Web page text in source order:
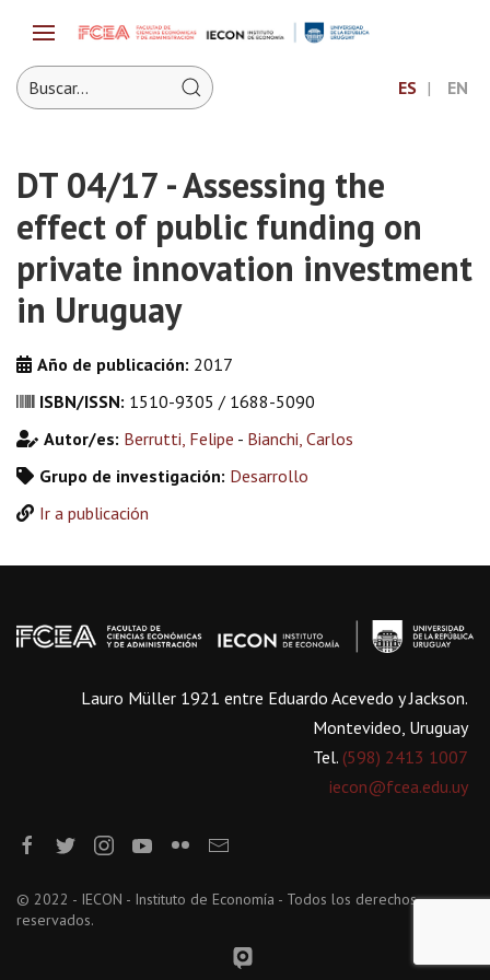
ES EN
DT 04/17 - Assessing the
effect of public funding on
private innovation investment
in Uruguay
Año de publicación: 2017
ISBN/ISSN: 1510-9305 / 1688-5090
Autor/es: Berrutti, Felipe - Bianchi, Carlos
Grupo de investigación: Desarrollo
Ir a publicación
Lauro Müller 1921 entre Eduardo Acevedo y Jackson.
Montevideo, Uruguay
Tel. (598) 2413 1007
iecon@fcea.edu.uy
© 2022 - IECON - Instituto de Economía - Todos los derechos
reservados.